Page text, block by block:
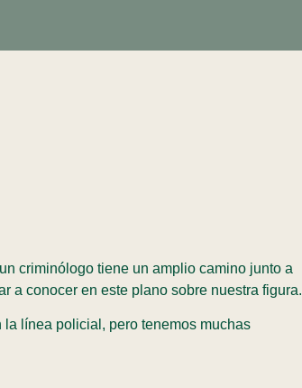
criminólogo tiene un amplio camino junto a
a conocer en este plano sobre nuestra figura.
línea policial, pero tenemos muchas